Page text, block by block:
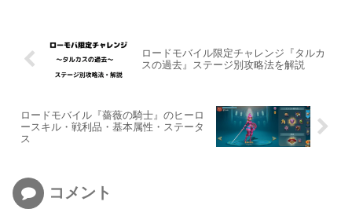
ロードモバイル限定チャレンジ『タルカ
スの過去』ステージ別攻略法を解説
ロードモバイル『薔薇の騎士』のヒーロ
ースキル・戦利品・基本属性・ステータ
ス
コメント